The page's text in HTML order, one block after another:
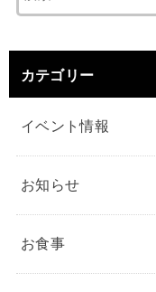
カテゴリー
イベント情報
お知らせ
お食事